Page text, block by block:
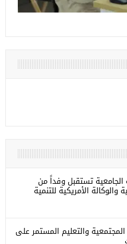
تستقبل وفداً من
الأمريكية للتنمية
والتعليم المستمر على